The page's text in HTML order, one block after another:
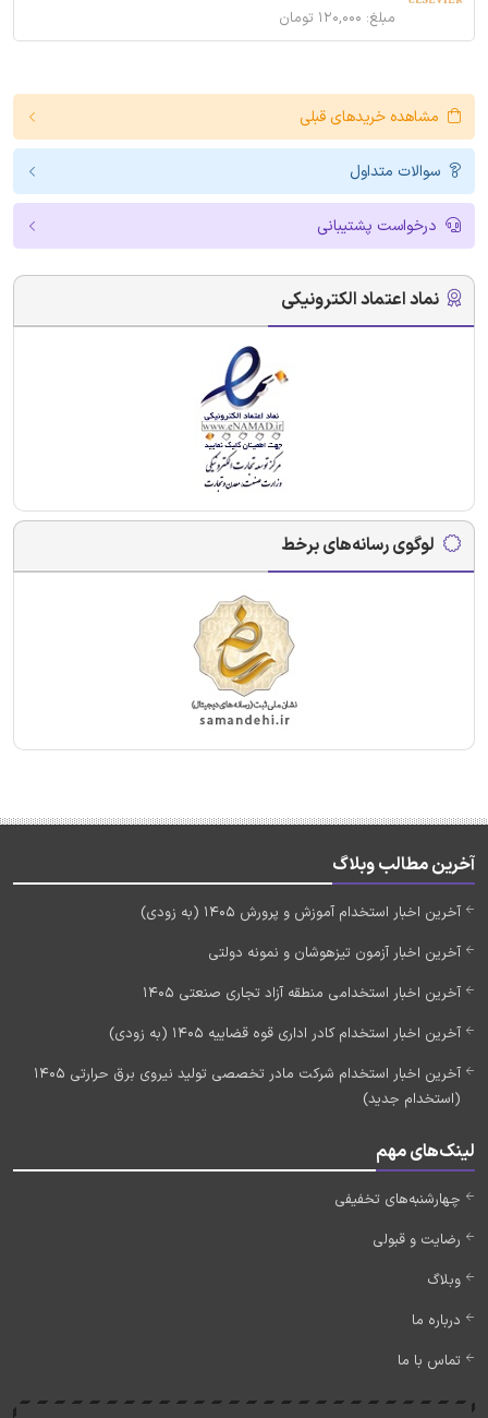
مبلغ: ۱۲۰,۰۰۰ تومان
مشاهده خریدهای قبلی
سوالات متداول
درخواست پشتیبانی
نماد اعتماد الکترونیکی
لوگوی رسانه‌های برخط
آخرین مطالب وبلاگ
آخرین اخبار استخدام آموزش و پرورش 1405 (به زودی)
آخرین اخبار آزمون تیزهوشان و نمونه دولتی
آخرین اخبار استخدامی منطقه آزاد تجاری صنعتی 1405
آخرین اخبار استخدام کادر اداری قوه قضاییه 1405 (به زودی)
آخرین اخبار استخدام شرکت مادر تخصصی تولید نیروی برق حرارتی 1405
(استخدام جدید)
لینک‌های مهم
چهارشنبه‌های تخفیفی
رضایت و قبولی
وبلاگ
درباره ما
تماس با ما